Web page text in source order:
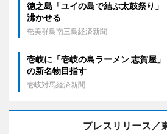
徳之島「ユイの島で結ぶ太鼓祭り
沸かせる
奄美群島南三島経済新聞
壱岐に「壱岐の島ラーメン 志賀屋
の新名物目指す
壱岐対馬経済新聞
プレスリリース／